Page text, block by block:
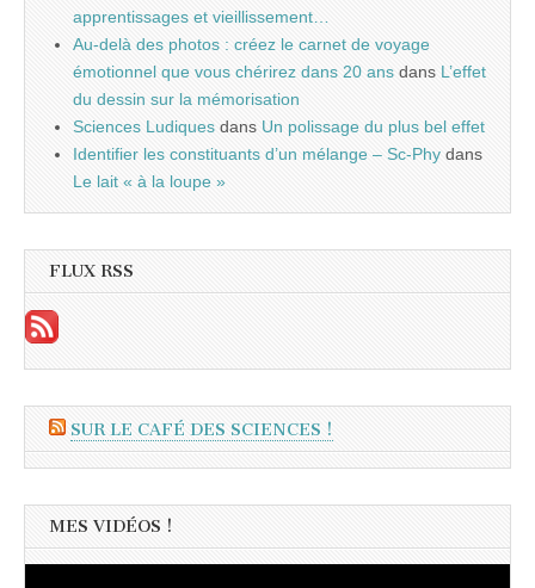
apprentissages et vieillissement…
Au-delà des photos : créez le carnet de voyage
émotionnel que vous chérirez dans 20 ans dans L’effet
du dessin sur la mémorisation
Sciences Ludiques dans Un polissage du plus bel effet
Identifier les constituants d’un mélange – Sc-Phy dans
Le lait « à la loupe »
FLUX RSS
SUR LE CAFÉ DES SCIENCES !
MES VIDÉOS !